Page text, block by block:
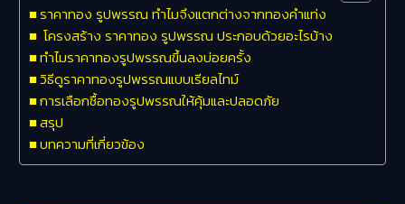
ราคาทอง รูปพรรณ ทำไมจึงแตกต่างจากทองคำแท่ง
โครงสร้าง ราคาทอง รูปพรรณ ประกอบด้วยอะไรบ้าง
ทำไมราคาทองรูปพรรณขึ้นลงบ่อยครั้ง
วิธีดูราคาทองรูปพรรณแบบเรียลไทม์
การเลือกซื้อทองรูปพรรณให้คุ้มและปลอดภัย
สรุป
บทความที่เกี่ยวข้อง